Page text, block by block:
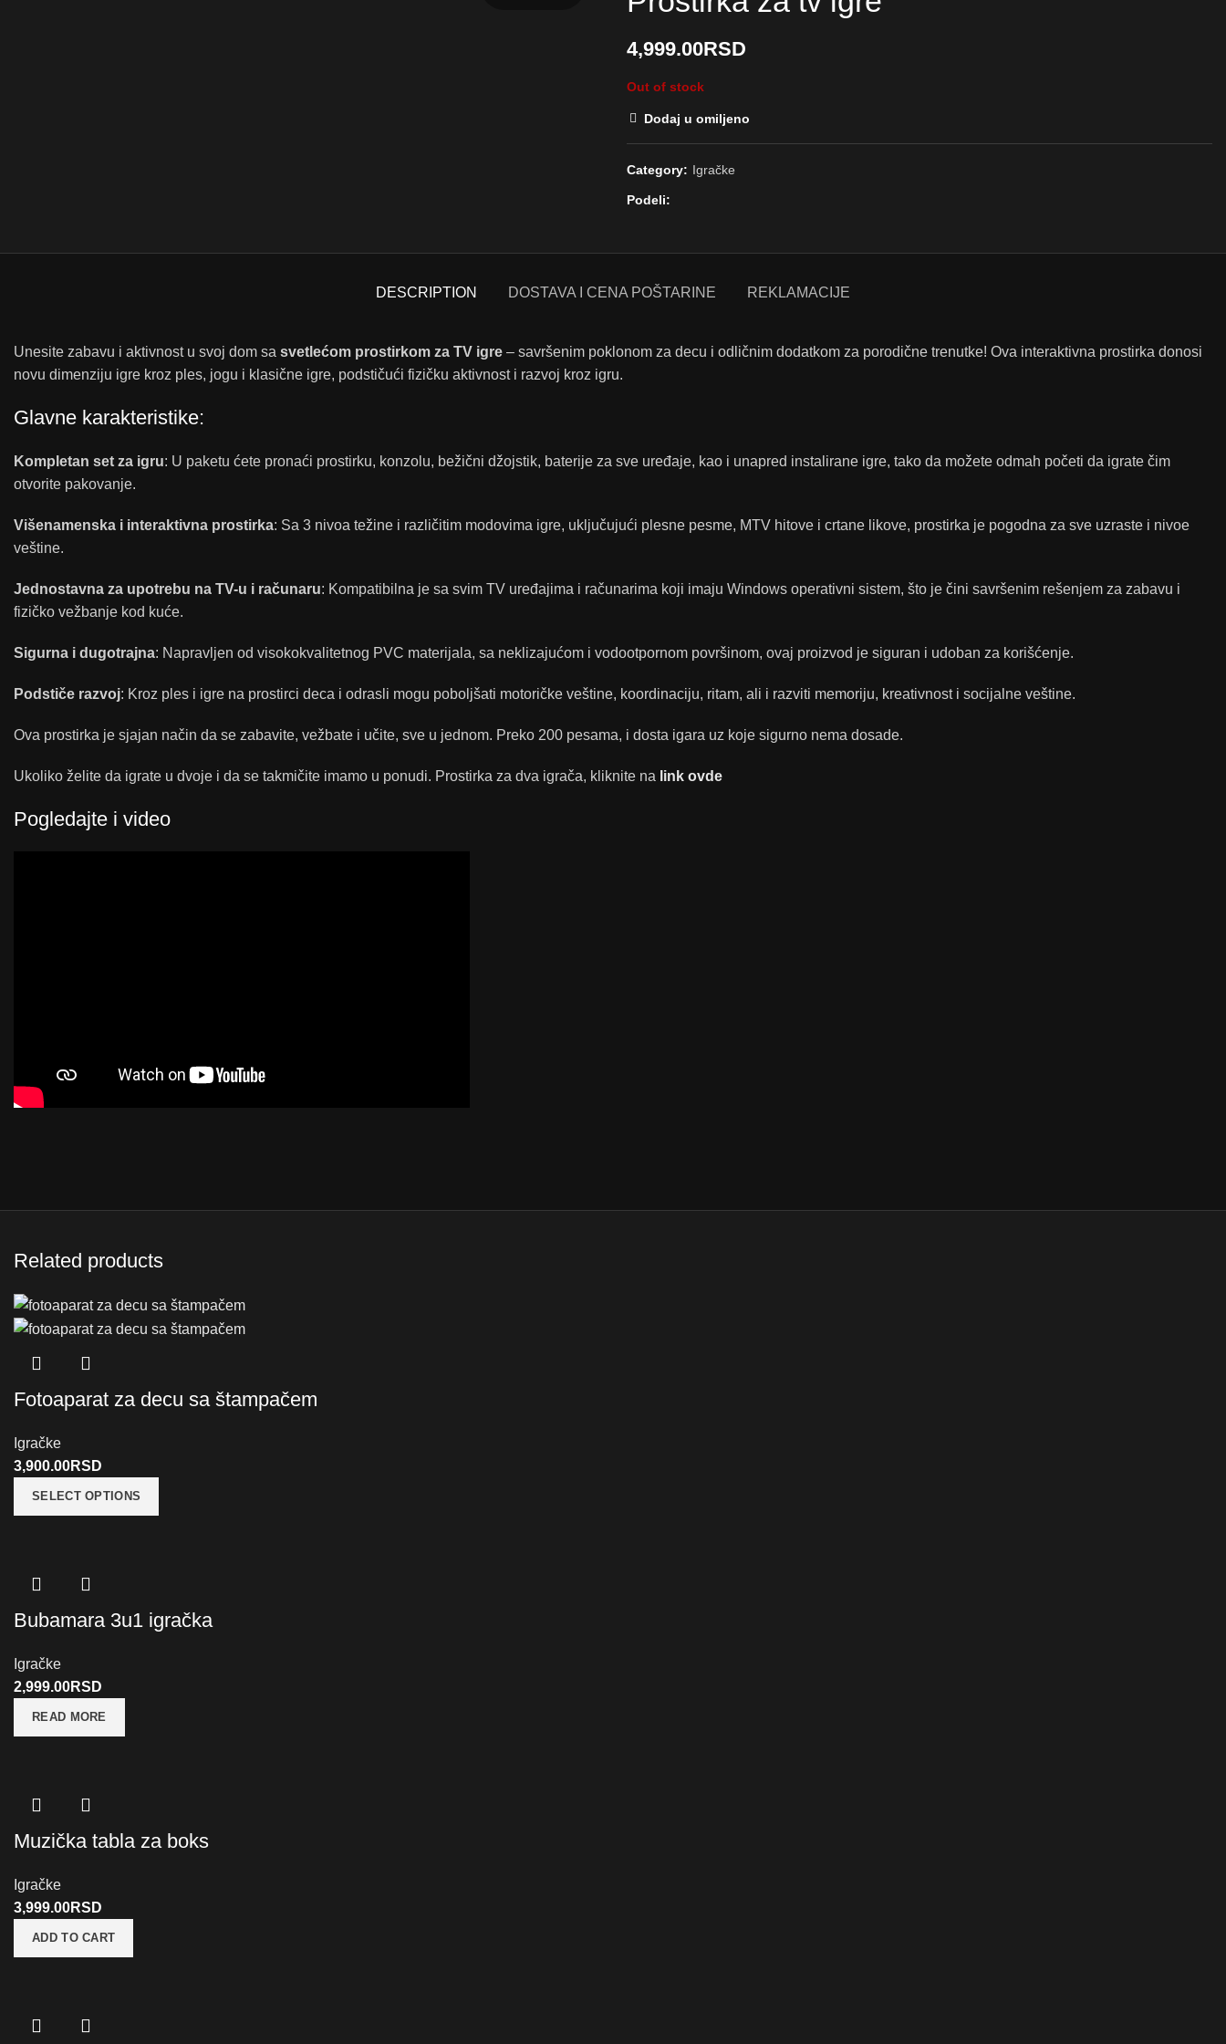
4,999.00RSD
Out of stock
Dodaj u omiljeno
Category: Igračke
Podeli
DESCRIPTION DOSTAVA I CENA POŠTARINE REKLAMACIJE
Unesite zabavu i aktivnost u svoj dom sa svetlećom prostirkom za TV igre – savršenim poklonom za decu i odličnim dodatkom za porodične trenutke! Ova interaktivna prostirka donosi
novu dimenziju igre kroz ples, jogu i klasične igre, podstičući fizičku aktivnost i razvoj kroz igru.
Glavne karakteristike:
Kompletan set za igru: U paketu ćete pronaći prostirku, konzolu, bežični džojstik, baterije za sve uređaje, kao i unapred instalirane igre, tako da možete odmah početi da igrate čim
otvorite pakovanje.
Višenamenska i interaktivna prostirka: Sa 3 nivoa težine i različitim modovima igre, uključujući plesne pesme, MTV hitove i crtane likove, prostirka je pogodna za sve uzraste i nivoe
veštine.
Jednostavna za upotrebu na TV-u i računaru: Kompatibilna je sa svim TV uređajima i računarima koji imaju Windows operativni sistem, što je čini savršenim rešenjem za zabavu i
fizičko vežbanje kod kuće.
Sigurna i dugotrajna: Napravljen od visokokvalitetnog PVC materijala, sa neklizajućom i vodootpornom površinom, ovaj proizvod je siguran i udoban za korišćenje.
Podstiče razvoj: Kroz ples i igre na prostirci deca i odrasli mogu poboljšati motoričke veštine, koordinaciju, ritam, ali i razviti memoriju, kreativnost i socijalne veštine.
Ova prostirka je sjajan način da se zabavite, vežbate i učite, sve u jednom. Preko 200 pesama, i dosta igara uz koje sigurno nema dosade.
Ukoliko želite da igrate u dvoje i da se takmičite imamo u ponudi. Prostirka za dva igrača, kliknite na link ovde
Pogledajte i video
Related products
Fotoaparat za decu sa štampačem
Igračke
3,900.00RSD
SELECT OPTIONS
Bubamara 3u1 igračka
Igračke
2,999.00RSD
READ MORE
Muzička tabla za boks
Igračke
3,999.00RSD
ADD TO CART